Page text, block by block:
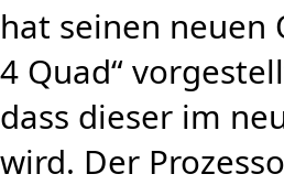
hat seinen neuen
4 Quad“
dass dieser im
wird. Der